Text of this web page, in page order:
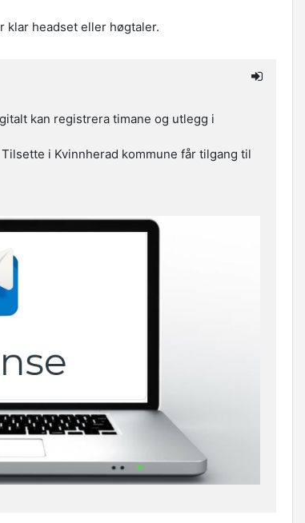
klar headset eller høgtaler.
kan registrera timane og utlegg i
i Kvinnherad kommune får tilgang til